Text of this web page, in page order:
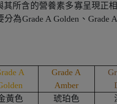
所含的營養素多寡呈現正
分為Grade A Golden 、 Grade
A
Grade A
Amber
黃色 琥珀色